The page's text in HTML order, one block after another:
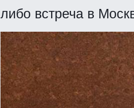
либо встреча в